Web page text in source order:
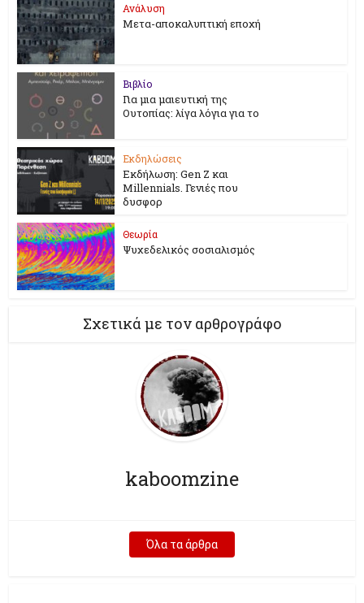
Ανάλυση
Μετα-αποκαλυπτική εποχή
Βιβλίο
Για μια μαιευτική της
Ουτοπίας: λίγα λόγια για το
Εκδηλώσεις
Εκδήλωση: Gen Z και
Millennials. Γενιές που
δυσφορ
Θεωρία
Ψυχεδελικός σοσιαλισμός
Σχετικά με τον αρθρογράφο
kaboomzine
Όλα τα άρθρα